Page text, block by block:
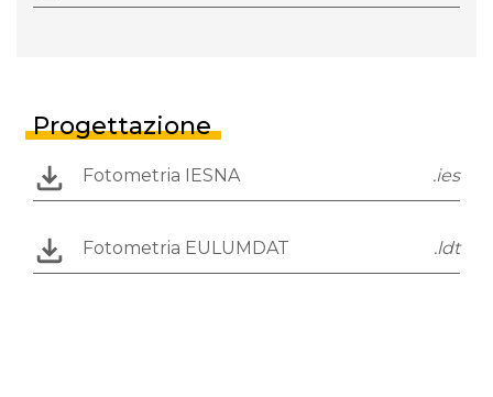
Progettazione
Fotometria IESNA .ies
Fotometria EULUMDAT .ldt